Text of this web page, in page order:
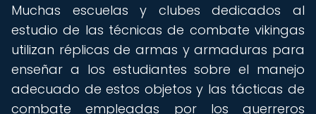
Muchas escuelas y clubes dedicados al
estudio de las técnicas de combate vikingas
utilizan réplicas de armas y armaduras para
enseñar a los estudiantes sobre el manejo
adecuado de estos objetos y las tácticas de
combate empleadas por los guerreros